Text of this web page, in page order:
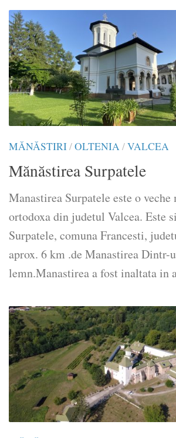
MĂNĂSTIRI/OLTENIA/VALCEA
Mănăstirea Surpatele
Manastirea Surpatele este o veche
ortodoxa din judetul Valcea. Este
Surpatele, comuna Francesti,
aprox. 6 km .de Manastirea Dintr-
lemn.Manastirea a fost inaltata in